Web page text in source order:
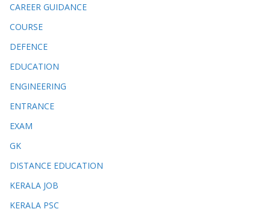
CAREER GUIDANCE
COURSE
DEFENCE
EDUCATION
ENGINEERING
ENTRANCE
EXAM
GK
DISTANCE EDUCATION
KERALA JOB
KERALA PSC